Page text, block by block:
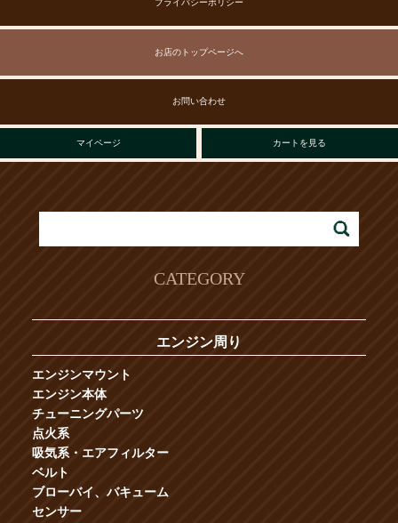
プライバシーポリシー
お店のトップページへ
お問い合わせ
マイページ カートを見る
CATEGORY
エンジン周り
エンジンマウント
エンジン本体
チューニングパーツ
点火系
吸気系・エアフィルター
ベルト
ブローバイ、バキューム
センサー